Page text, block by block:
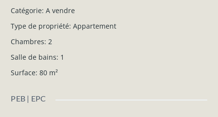
Catégorie: A vendre
Type de propriété: Appartement
Chambres: 2
Salle de bains: 1
Surface: 80 m²
PEB | EPC